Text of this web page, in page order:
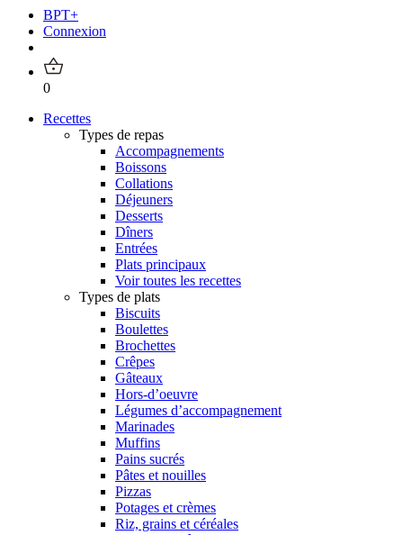
BPT+
Connexion
0
Recettes
Types de repas
Accompagnements
Boissons
Collations
Déjeuners
Desserts
Dîners
Entrées
Plats principaux
Voir toutes les recettes
Types de plats
Biscuits
Boulettes
Brochettes
Crêpes
Gâteaux
Hors-d’oeuvre
Légumes d’accompagnement
Marinades
Muffins
Pains sucrés
Pâtes et nouilles
Pizzas
Potages et crèmes
Riz, grains et céréales